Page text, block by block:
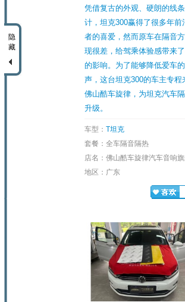
隐
藏
凭借复古的外观、硬朗的线
计，坦克300赢得了很多年前
者的喜爱，然而原车在隔音
现很差，给驾乘体验感带来
的影响。为了能够降低爱车
声，这台坦克300的车主专程
佛山酷车旋律，为坦克汽车
升级。
车型： T坦克
套餐：全车隔音隔热
店名：佛山酷车旋律汽车音响
地区：广东